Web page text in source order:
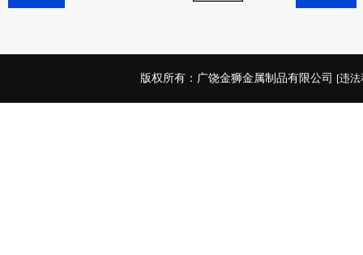
版权所有：广饶金狮金属制品有限公司 [违